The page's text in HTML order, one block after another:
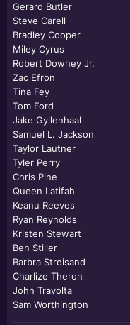
Gerard Butler
Steve Carell
Bradley Cooper
Miley Cyrus
Robert Downey Jr.
Zac Efron
Tina Fey
Tom Ford
Jake Gyllenhaal
Samuel L. Jackson
Taylor Lautner
Tyler Perry
Chris Pine
Queen Latifah
Keanu Reeves
Ryan Reynolds
Kristen Stewart
Ben Stiller
Barbra Streisand
Charlize Theron
John Travolta
Sam Worthington